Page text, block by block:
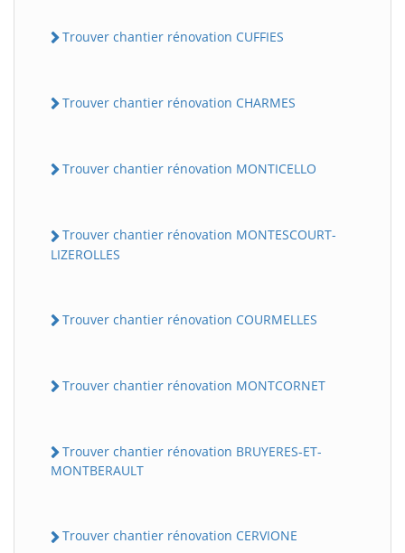
Trouver chantier rénovation CUFFIES
Trouver chantier rénovation CHARMES
Trouver chantier rénovation MONTICELLO
Trouver chantier rénovation MONTESCOURT-
LIZEROLLES
Trouver chantier rénovation COURMELLES
Trouver chantier rénovation MONTCORNET
Trouver chantier rénovation BRUYERES-ET-
MONTBERAULT
Trouver chantier rénovation CERVIONE